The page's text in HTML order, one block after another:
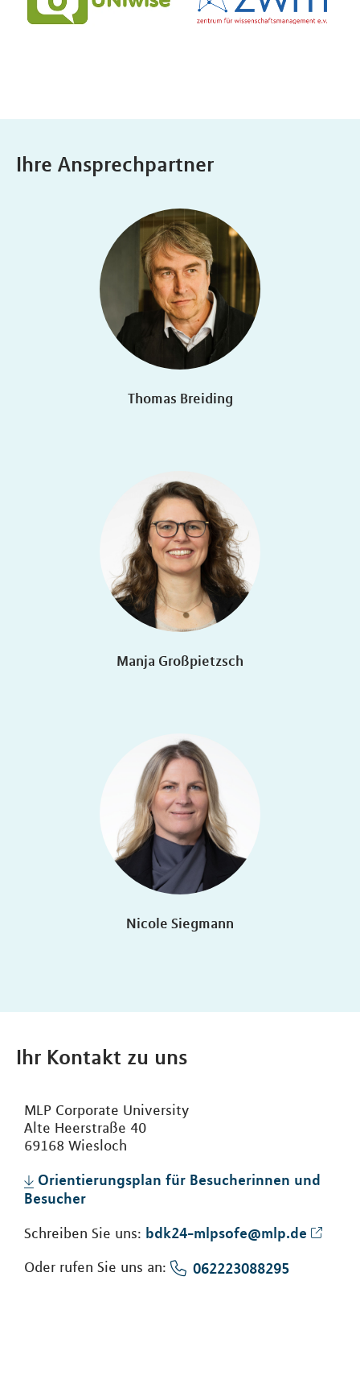
Ihre Ansprechpartner
Thomas Breiding
Manja Großpietzsch
Nicole Siegmann
Ihr Kontakt zu uns
MLP Corporate University
Alte Heerstraße 40
69168 Wiesloch
Orientierungsplan für Besucherinnen und
Besucher
Schreiben Sie uns: bdk24-mlpsofe@mlp.de
Oder rufen Sie uns an:
062223088295